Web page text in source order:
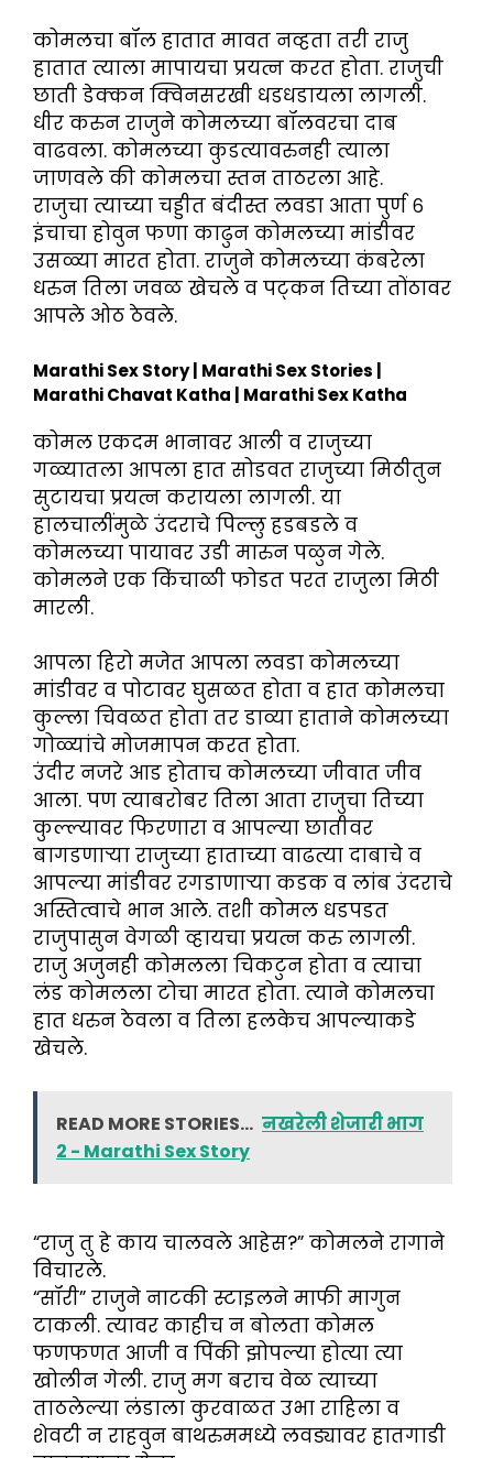
कोमलचा बॉल हातात मावत नव्हता तरी राजु
हातात त्याला मापायचा प्रयत्न करत होता. राजुची
छाती डेक्कन क्विनसरखी धडधडायला लागली.
धीर करुन राजुने कोमलच्या बॉलवरचा दाब
वाढवला. कोमलच्या कुडत्यावरुनही त्याला
जाणवले की कोमलचा स्तन ताठरला आहे.
राजुचा त्याच्या चड्डीत बंदीस्त लवडा आता पुर्ण ६
इंचाचा होवुन फणा काढुन कोमलच्या मांडीवर
उसळ्या मारत होता. राजुने कोमलच्या कंबरेला
धरुन तिला जवळ खेचले व पट्कन तिच्या तोंठावर
आपले ओठ ठेवले.
Marathi Sex Story | Marathi Sex Stories |
Marathi Chavat Katha | Marathi Sex Katha
कोमल एकदम भानावर आली व राजुच्या
गळ्यातला आपला हात सोडवत राजुच्या मिठीतुन
सुटायचा प्रयत्न करायला लागली. या
हालचालींमुळे उंदराचे पिल्लु हडबडले व
कोमलच्या पायावर उडी मारुन पळुन गेले.
कोमलने एक किंचाळी फोडत परत राजुला मिठी
मारली.
आपला हिरो मजेत आपला लवडा कोमलच्या
मांडीवर व पोटावर घुसळत होता व हात कोमलचा
कुल्ला चिवळत होता तर डाव्या हाताने कोमलच्या
गोळ्यांचे मोजमापन करत होता.
उंदीर नजरे आड होताच कोमलच्या जीवात जीव
आला. पण त्याबरोबर तिला आता राजुचा तिच्या
कुल्ल्यावर फिरणारा व आपल्या छातीवर
बागडणाऱ्या राजुच्या हाताच्या वाढत्या दाबाचे व
आपल्या मांडीवर रगडाणाऱ्या कडक व लांब उंदराचे
अस्तित्वाचे भान आले. तशी कोमल धडपडत
राजुपासुन वेगळी व्हायचा प्रयत्न करु लागली.
राजु अजुनही कोमलला चिकटुन होता व त्याचा
लंड कोमलला टोचा मारत होता. त्याने कोमलचा
हात धरुन ठेवला व तिला हलकेच आपल्याकडे
खेचले.
READ MORE STORIES... नखरेली शेजारी भाग
2 - Marathi Sex Story
“राजु तु हे काय चालवले आहेस?” कोमलने रागाने
विचारले.
“सॉरी” राजुने नाटकी स्टाइलने माफी मागुन
टाकली. त्यावर काहीच न बोलता कोमल
फणफणत आजी व पिंकी झोपल्या होत्या त्या
खोलीन गेली. राजु मग बराच वेळ त्याच्या
ताठलेल्या लंडाला कुरवाळत उभा राहिला व
शेवटी न राहवुन बाथरुममध्ये लवड्यावर हातगाडी